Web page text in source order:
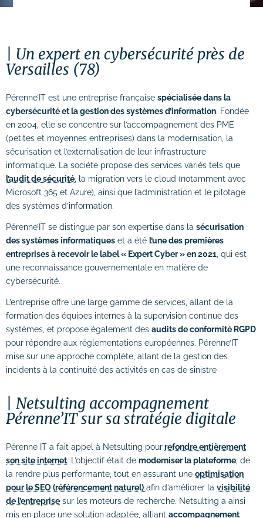
# Formation Photoshop
Un expert en cybersécurité près de
Versailles (78)
Pérenne’IT est une entreprise française spécialisée dans la
cybersécurité et la gestion des systèmes d’information. Fondée
en 2004, elle se concentre sur l’accompagnement des PME
(petites et moyennes entreprises) dans la modernisation, la
sécurisation et l’externalisation de leur infrastructure
informatique. La société propose des services variés tels que
l’audit de sécurité, la migration vers le cloud (notamment avec
Microsoft 365 et Azure), ainsi que l’administration et le pilotage
des systèmes d’information.
Pérenne’IT se distingue par son expertise dans la sécurisation
des systèmes informatiques et a été l’une des premières
entreprises à recevoir le label « Expert Cyber » en 2021 , qui est
une reconnaissance gouvernementale en matière de
cybersécurité.
L’entreprise offre une large gamme de services, allant de la
formation des équipes internes à la supervision continue des
systèmes, et propose également des audits de conformité RGPD
pour répondre aux réglementations européennes. Pérenne’IT
mise sur une approche complète, allant de la gestion des
incidents à la continuité des activités en cas de sinistre
Netsulting accompagnement
Pérenne’IT sur sa stratégie digitale
Pérenne IT a fait appel à Netsulting pourrefondre entièrement
son site internet. L’objectif était de moderniser la plateforme , de
la rendre plus performante, tout en assurant une optimisation
pour le SEO (référencement naturel) afin d’améliorer la visibilité
de l’entreprise sur les moteurs de recherche. Netsulting a ainsi
mis en place une solution adaptée, alliant accompagnement